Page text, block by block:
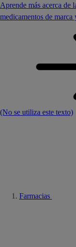
Aprende más acerca de
medicamentos de marca
(No se utiliza este texto)
Farmacias